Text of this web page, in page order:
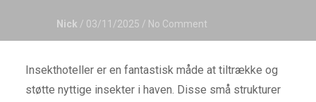
Nick / 03/11/2025 / No Comment
Insekthoteller er en fantastisk måde at tiltrække og
støtte nyttige insekter i haven. Disse små strukturer